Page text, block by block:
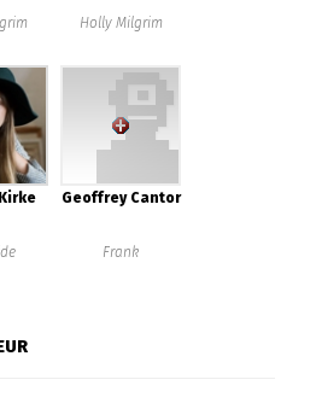
Holly Milgrim
Geoffrey Cantor
Frank